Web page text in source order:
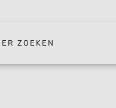
ZOEKEN